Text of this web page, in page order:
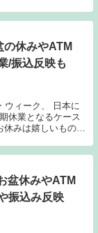
休みやATM
/振込反映も
ウィーク、 日本に
休業となるケース
みは嬉しいもので
盆休みやATM
振込み反映